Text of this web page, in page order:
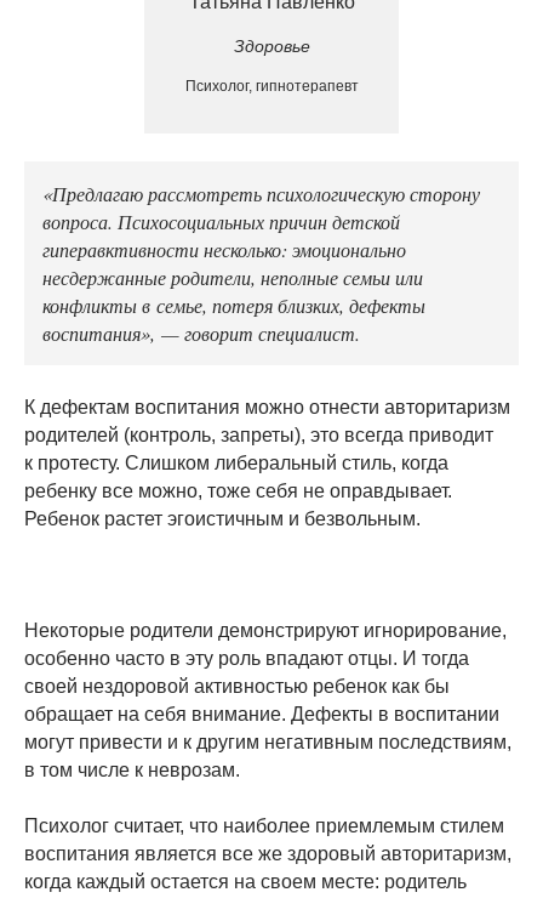
Здоровье
Психолог, гипнотерапевт
«Предлагаю рассмотреть психологическую сторону
вопроса. Психосоциальных причин детской
гиперавктивности несколько: эмоционально
несдержанные родители, неполные семьи или
конфликты в семье, потеря близких, дефекты
воспитания», — говорит специалист.
К дефектам воспитания можно отнести авторитаризм
родителей (контроль, запреты), это всегда приводит
к протесту. Слишком либеральный стиль, когда
ребенку все можно, тоже себя не оправдывает.
Ребенок растет эгоистичным и безвольным.
Некоторые родители демонстрируют игнорирование,
особенно часто в эту роль впадают отцы. И тогда
своей нездоровой активностью ребенок как бы
обращает на себя внимание. Дефекты в воспитании
могут привести и к другим негативным последствиям,
в том числе к неврозам.
Психолог считает, что наиболее приемлемым стилем
воспитания является все же здоровый авторитаризм,
когда каждый остается на своем месте: родитель